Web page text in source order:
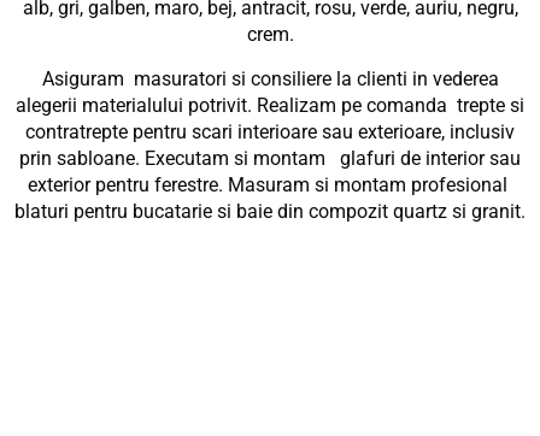
alb, gri, galben, maro, bej, antracit, rosu, verde, auriu, negru,
crem.
Asiguram masuratori si consiliere la clienti in vederea
alegerii materialului potrivit. Realizam pe comanda trepte si
contratrepte pentru scari interioare sau exterioare, inclusiv
prin sabloane. Executam si montam glafuri de interior sau
exterior pentru ferestre. Masuram si montam profesional
blaturi pentru bucatarie si baie din compozit quartz si granit.